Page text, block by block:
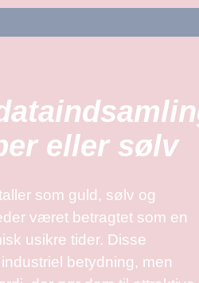
eller sølv
som guld, sølv og
været betragtet som en
usikre tider. Disse
betydning, men